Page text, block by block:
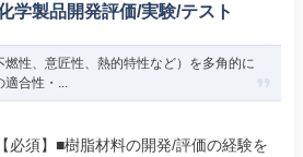
学製品開発評価/実験/テスト
燃性、意匠性、熱的特性など）を多角的に
適合性・...
必須】■樹脂材料の開発/評価の経験を